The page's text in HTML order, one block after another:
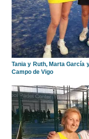
Tania y Ruth, Marta García
Campo de Vigo